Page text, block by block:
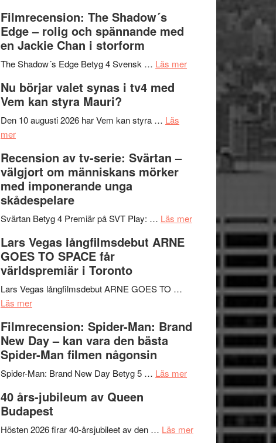
på
Scensommar
Artipelag
Malmöfestivalen
Filmrecension: The Shadow´s
Edge – rolig och spännande med
en Jackie Chan i storform
The Shadow´s Edge Betyg 4 Svensk … Läs merom
en
storform
Nu börjar valet synas i tv4 med
Vem kan styra Mauri?
Den 10 augusti 2026 har Vem kan styra … Läs
merom
börjar
valet
synas
i
tv4
Vem
kan
styra
Mauri?
Recension av tv-serie: Svärtan –
välgjort om människans mörker
med imponerande unga
skådespelare
Svärtan Betyg 4 Premiär på SVT Play: … Läs merom
Recension
Svärtan
välgjort
människans
mörker
imponerande
skådespelare
Lars Vegas långfilmsdebut ARNE
GOES TO SPACE får
världspremiär i Toronto
Lars Vegas långfilmsdebut ARNE GOES TO …
Läs merom
Vegas
långfilmsdebut
ARNE
GOES
SPACE
får
världspremiär
Filmrecension: Spider-Man: Brand
New Day – kan vara den bästa
Spider-Man filmen någonsin
Spider-Man: Brand New Day Betyg 5 … Läs merom
Filmrecension:
Brand
40 års-jubileum av Queen
Budapest
Hösten 2026 firar 40-årsjubileet av den … Läs merom